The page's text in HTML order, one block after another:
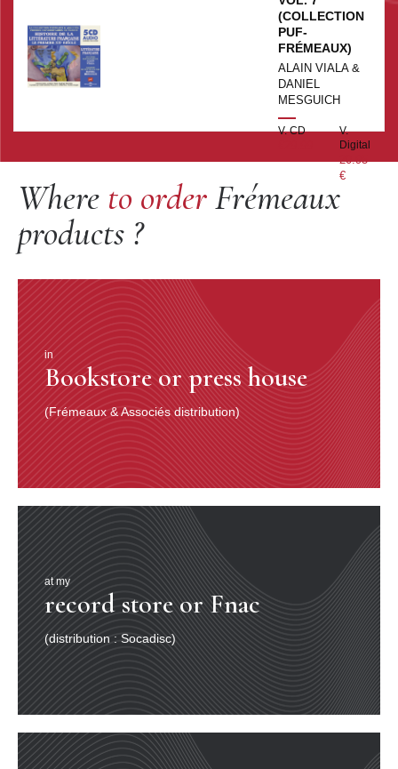
€
(COLLECTION
PUF-
FRÉMEAUX)
ALAIN VIALA &
DANIEL
MESGUICH
V. CD
V.
Digital
20.95
€
Where to orderFrémeaux
products ?
in
Bookstore or press house
(Frémeaux & Associés distribution)
at my
record store or Fnac
(distribution : Socadisc)